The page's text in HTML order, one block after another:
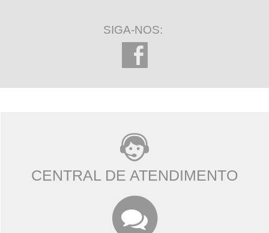
SIGA-NOS:
CENTRAL DE ATENDIMENTO